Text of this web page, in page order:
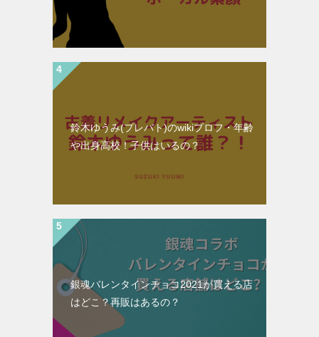
鈴木ゆうみ(プレバト)のwikiプロフ・年齢
や出身高校！子供はいるの？
銀魂バレンタインチョコ2021が買える店
はどこ？再販はあるの？